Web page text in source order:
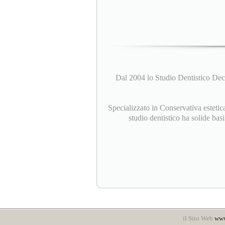
Dal 2004 lo Studio Dentistico
Specializzato in Conservativa
studio dentistico ha solide
il Sito Web